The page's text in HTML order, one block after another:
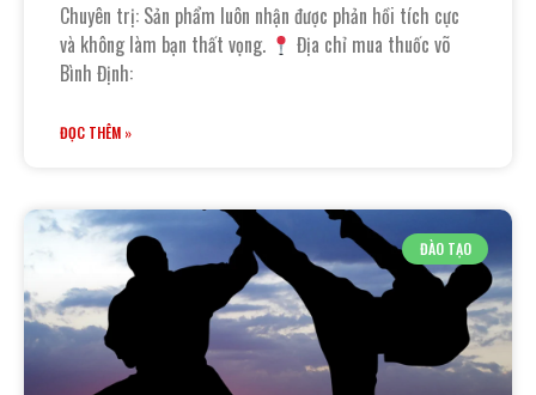
Chuyên trị: Sản phẩm luôn nhận được phản hồi tích cực
và không làm bạn thất vọng.
Địa chỉ mua thuốc võ
Bình Định:
ĐỌC THÊM »
ĐÀO TẠO